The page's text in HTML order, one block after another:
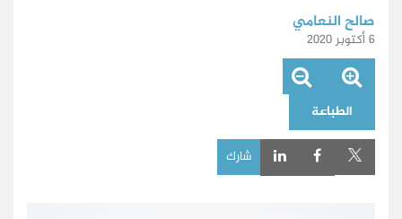
صالح النعامي
6 أكتوبر 2020
الطباعة
شارك